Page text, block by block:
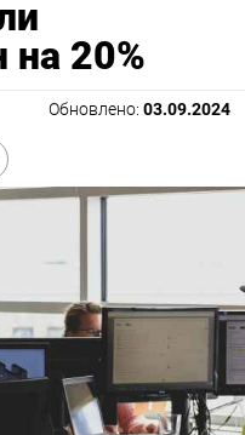
20%
Обновлено: 03.09.2024